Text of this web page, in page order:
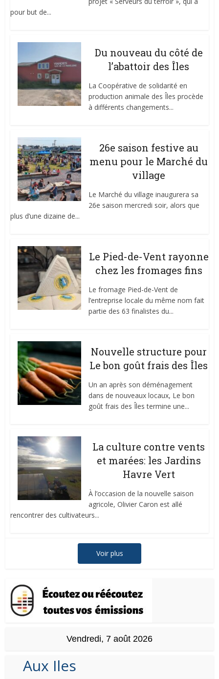
pour but de...
Du nouveau du côté de
l’abattoir des Îles
La Coopérative de solidarité en
production animale des Îles procède
à différents changements...
26e saison festive au
menu pour le Marché du
village
Le Marché du village inaugurera sa
26e saison mercredi soir, alors que
plus d’une dizaine de...
Le Pied-de-Vent rayonne
chez les fromages fins
Le fromage Pied-de-Vent de
l’entreprise locale du même nom fait
partie des 63 finalistes du...
Nouvelle structure pour
Le bon goût frais des Îles
Un an après son déménagement
dans de nouveaux locaux, Le bon
goût frais des Îles termine une...
La culture contre vents
et marées: les Jardins
Havre Vert
À l’occasion de la nouvelle saison
agricole, Olivier Caron est allé
rencontrer des cultivateurs...
Voir plus
Vendredi, 7 août 2026
Aux Iles